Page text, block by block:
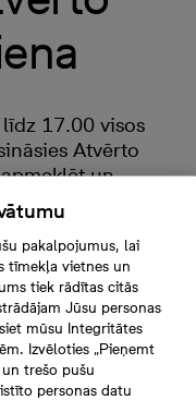
17.00 visos
Atvērto
un
klātienē, kā arī
visus
durvju dienas
interesējošo
projektus,
pakalpojumus, lai
tīmekļa vietnes un
tiek rādītas citās
Jūsu personas
mūsu Integritātes
Izvēloties „Pieņemt
trešo pušu
personas datu